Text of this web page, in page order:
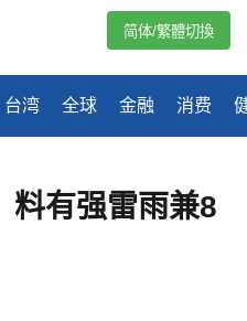
台湾 全球 金融 消费
简体/繁體切換
料有强雷雨兼8